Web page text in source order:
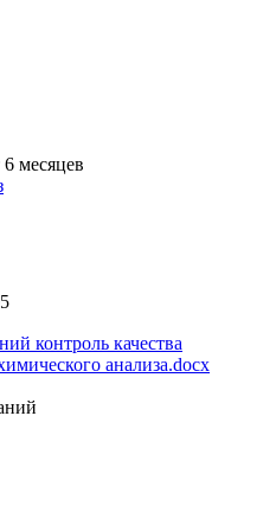
6 месяцев
контроль качества
анализа.docx